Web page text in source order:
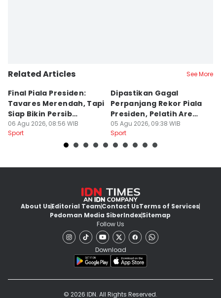
Related Articles See More
Final Piala Presiden:
Tavares Merendah, Tapi
Siap Bikin Persib
Tumbang
06 Agu 2026, 08:56 WIB
Sport
Dipastikan Gagal
Perpanjang Rekor Piala
Presiden, Pelatih Arema
Kecewa
05 Agu 2026, 09:38 WIB
Sport
About UsEditorial TeamContact UsTerms of Services
Pedoman Media SiberIndexSitemap
Follow Us
Download
© 2026 IDN. All Rights Reserved.